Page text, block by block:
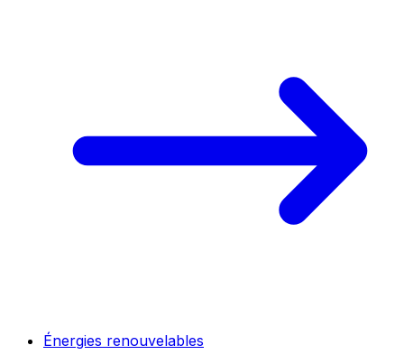
Énergies renouvelables